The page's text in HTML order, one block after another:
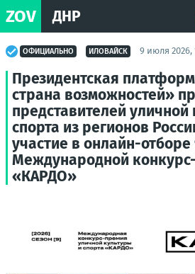
ZOV ДНР
ОФИЦИАЛЬНО ИЛОВАЙСК 9 июля 2026,
Президентская
страна возможностей»
представителей уличной
спорта из регионов
участие в онлайн-отборе
Международной
«КАРДО»